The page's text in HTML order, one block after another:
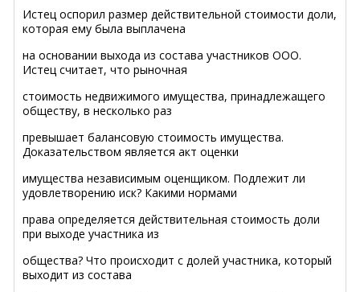
Истец оспорил размер действительной стоимости доли,
которая ему была выплачена
на основании выхода из состава участников ООО.
Истец считает, что рыночная
стоимость недвижимого имущества, принадлежащего
обществу, в несколько раз
превышает балансовую стоимость имущества.
Доказательством является акт оценки
имущества независимым оценщиком. Подлежит ли
удовлетворению иск? Какими нормами
права определяется действительная стоимость доли
при выходе участника из
общества? Что происходит с долей участника, который
выходит из состава